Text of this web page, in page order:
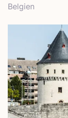
Bel­gi­en